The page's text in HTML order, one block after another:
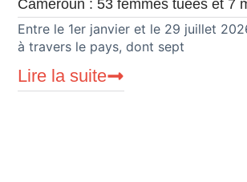
Cameroun : 53 femmes tuées et 7
Entre le 1er janvier et le 29 juillet
à travers le pays, dont sept
Lire la suite